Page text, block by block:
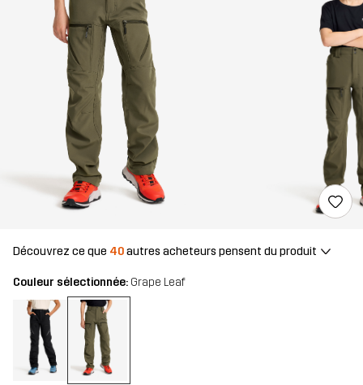
Découvrez ce que 40autres acheteurs pensent du produit
Couleur sélectionnée: Grape Leaf